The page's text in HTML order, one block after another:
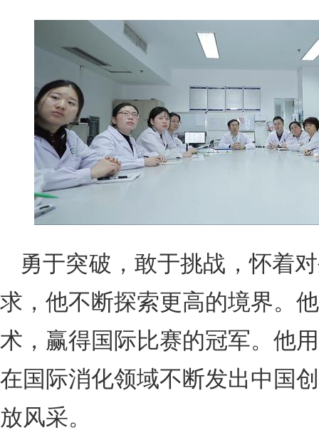
勇于突破，敢于挑战，怀着
求，他不断探索更高的境界。
术，赢得国际比赛的冠军。他
在国际消化领域不断发出中国
放风采。